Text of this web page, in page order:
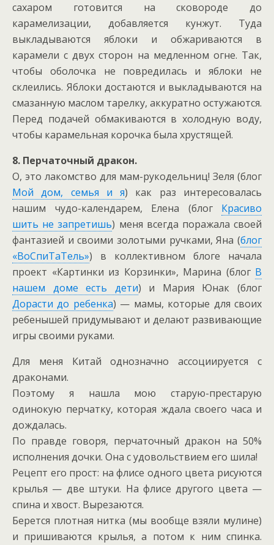
сахаром готовится на сковороде до
карамелизации, добавляется кунжут. Туда
выкладываются яблоки и обжариваются в
карамели с двух сторон на медленном огне. Так,
чтобы оболочка не повредилась и яблоки не
склеились. Яблоки достаются и выкладываются на
смазанную маслом тарелку, аккуратно остужаются.
Перед подачей обмакиваются в холодную воду,
чтобы карамельная корочка была хрустящей.
8. Перчаточный дракон.
О, это лакомство для мам-рукодельниц! Зеля (блог
Мой дом, семья и я) как раз интересовалась
нашим чудо-календарем, Елена (блог Красиво
шить не запретишь) меня всегда поражала своей
фантазией и своими золотыми ручками, Яна (блог
«ВоСпиТаТель») в коллективном блоге начала
проект «Картинки из Корзинки», Марина (блог В
нашем доме есть дети) и Мария Юнак (блог
Дорасти до ребенка) — мамы, которые для своих
ребенышей придумывают и делают развивающие
игры своими руками.
Для меня Китай однозначно ассоциируется с
драконами.
Поэтому я нашла мою старую-престарую
одинокую перчатку, которая ждала своего часа и
дождалась.
По правде говоря, перчаточный дракон на 50%
исполнения дочки. Она с удовольствием его шила!
Рецепт его прост: на флисе одного цвета рисуются
крылья — две штуки. На флисе другого цвета —
спина и хвост. Вырезаются.
Берется плотная нитка (мы вообще взяли мулине)
и пришиваются крылья, а потом к ним спинка.